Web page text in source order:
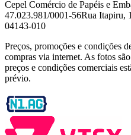
Cepel Comércio de Papéis e
47.023.981/0001-56Rua Itapiru,
04143-010
Preços, promoções e condições
compras via internet. As fotos
preços e condições comerciais
prévio.